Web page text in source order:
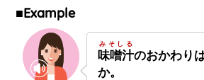
■Example
味噌汁
みそしる
のおかわり
か。